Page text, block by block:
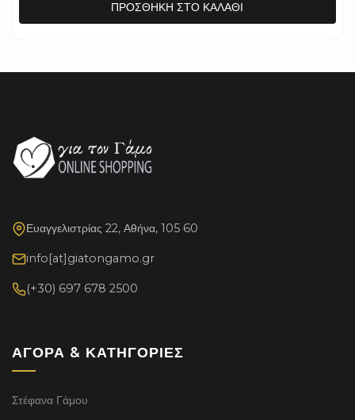
ΠΡΟΣΘΉΚΗ ΣΤΟ ΚΑΛΆΘΙ
Ευαγγελιστρίας 22, Αθήνα, 105 60
info[at]giatongamo.gr
(+30) 697 678 2500
ΑΓΟΡΆ & ΚΑΤΗΓΟΡΊΕΣ
Στέφανα Γάμου